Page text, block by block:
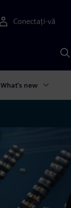
Conectați-vă
What's new